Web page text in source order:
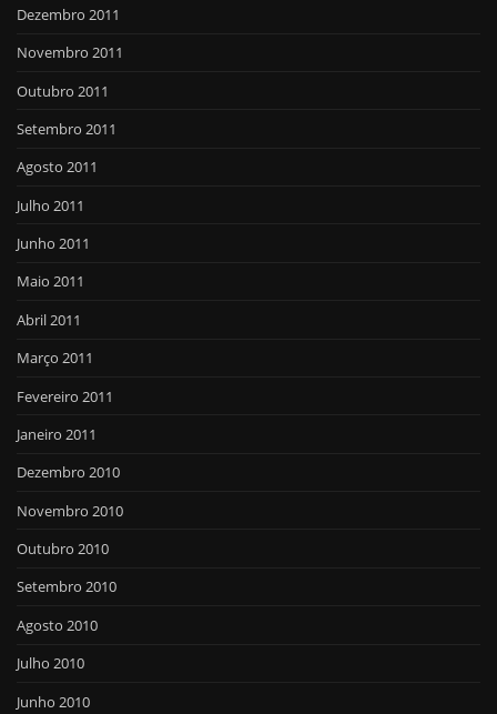
Dezembro 2011
Novembro 2011
Outubro 2011
Setembro 2011
Agosto 2011
Julho 2011
Junho 2011
Maio 2011
Abril 2011
Março 2011
Fevereiro 2011
Janeiro 2011
Dezembro 2010
Novembro 2010
Outubro 2010
Setembro 2010
Agosto 2010
Julho 2010
Junho 2010